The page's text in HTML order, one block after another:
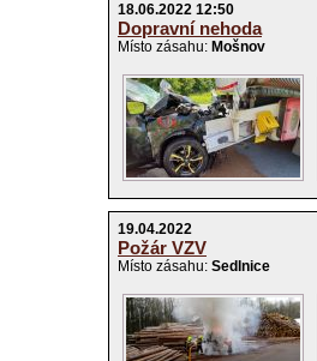
18.06.2022 12:50
Dopravní nehoda
Místo zásahu: Mošnov
19.04.2022
Požár VZV
Místo zásahu: Sedlnice